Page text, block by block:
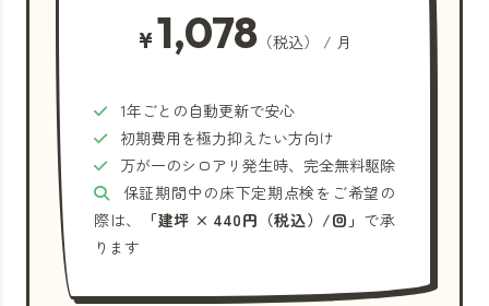
¥1,078（税込） / 月
1年ごとの自動更新で安心
初期費用を極力抑えたい方向け
万が一のシロアリ発生時、完全無料駆除
保証期間中の床下定期点検をご希望の
際は、
「建坪 × 440円（税込）/回」 で承
ります